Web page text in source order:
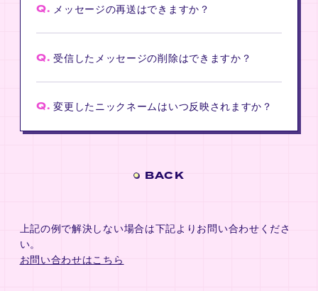
Q. メッセージの再送はできますか？
Q. 受信したメッセージの削除はできますか？
Q. 変更したニックネームはいつ反映されますか？
BACK
上記の例で解決しない場合は下記よりお問い合わせくださ
い。
お問い合わせはこちら